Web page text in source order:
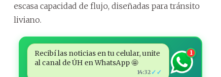
escasa capacidad de flujo, diseñadas para tránsito
liviano.
Recibí las noticias en tu celular, unite
al canal de ÚH en WhatsApp 🤩
14:32 ✓✓
1